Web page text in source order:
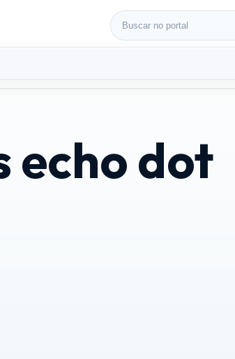
Buscar por:
echo dot